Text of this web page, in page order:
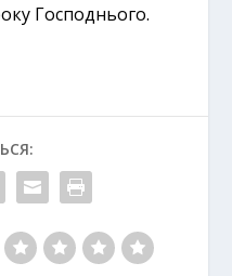
Господнього.